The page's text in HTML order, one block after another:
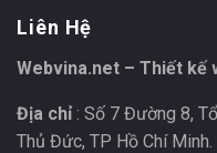
Liên Hệ
Webvina.net – Thiết kế
Địa chỉ : Số 7 Đường 8,
Thủ Đức, TP Hồ Chí Minh.